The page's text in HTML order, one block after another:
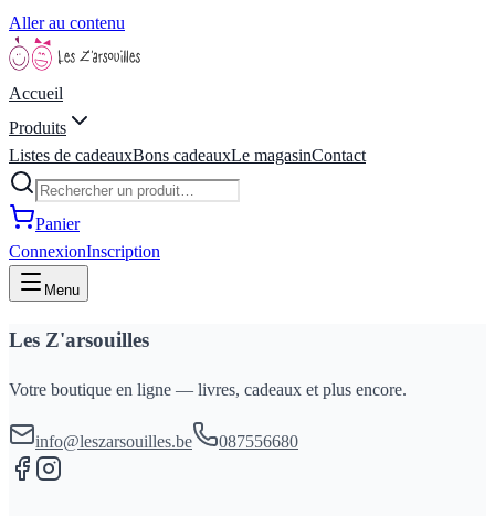
Aller au contenu
Accueil
Produits
Listes de cadeauxBons cadeauxLe magasinContact
Panier
ConnexionInscription
Menu
Les Z'arsouilles
Votre boutique en ligne — livres, cadeaux et plus encore.
info@leszarsouilles.be 087556680